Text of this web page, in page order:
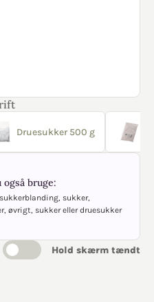
Druesukker 500 g
bruge:
sukker,
øvrigt, sukker eller druesukker
Hold skærm tændt